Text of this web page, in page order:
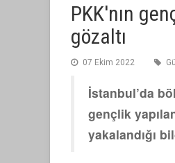
PKK'nın
gözaltı
07 Ekim 2022
İstanbul’da
gençlik
yakalandığı